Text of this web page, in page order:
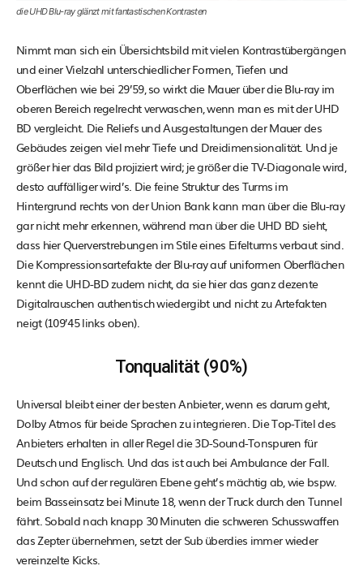
die UHD Blu-ray glänzt mit fantastischen Kontrasten
Nimmt man sich ein Übersichtsbild mit vielen Kontrastübergängen
und einer Vielzahl unterschiedlicher Formen, Tiefen und
Oberflächen wie bei 29’59, so wirkt die Mauer über die Blu-ray im
oberen Bereich regelrecht verwaschen, wenn man es mit der UHD
BD vergleicht. Die Reliefs und Ausgestaltungen der Mauer des
Gebäudes zeigen viel mehr Tiefe und Dreidimensionalität. Und je
größer hier das Bild projiziert wird; je größer die TV-Diagonale wird,
desto auffälliger wird’s. Die feine Struktur des Turms im
Hintergrund rechts von der Union Bank kann man über die Blu-ray
gar nicht mehr erkennen, während man über die UHD BD sieht,
dass hier Querverstrebungen im Stile eines Eifelturms verbaut sind.
Die Kompressionsartefakte der Blu-ray auf uniformen Oberflächen
kennt die UHD-BD zudem nicht, da sie hier das ganz dezente
Digitalrauschen authentisch wiedergibt und nicht zu Artefakten
neigt (109’45 links oben).
Tonqualität (90%)
Universal bleibt einer der besten Anbieter, wenn es darum geht,
Dolby Atmos für beide Sprachen zu integrieren. Die Top-Titel des
Anbieters erhalten in aller Regel die 3D-Sound-Tonspuren für
Deutsch und Englisch. Und das ist auch bei Ambulance der Fall.
Und schon auf der regulären Ebene geht’s mächtig ab, wie bspw.
beim Basseinsatz bei Minute 18, wenn der Truck durch den Tunnel
fährt. Sobald nach knapp 30 Minuten die schweren Schusswaffen
das Zepter übernehmen, setzt der Sub überdies immer wieder
vereinzelte Kicks.